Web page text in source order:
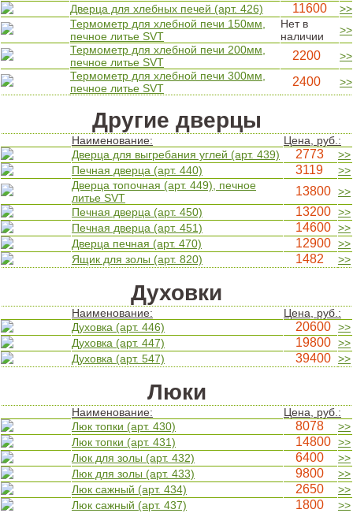
Дверца для хлебных печей (арт. 426)
11600
>>
Термометр для хлебной печи 150мм,
печное литье SVT
Нет в
наличии
>>
Термометр для хлебной печи 200мм,
печное литье SVT
2200
>>
Термометр для хлебной печи 300мм,
печное литье SVT
2400 >>
Другие дверцы
Наименование:
Цена, руб.:
Дверца для выгребания углей (арт. 439)
2773
>>
Печная дверца (арт. 440)
3119
>>
Дверца топочная (арт. 449), печное
литье SVT
13800 >>
Печная дверца (арт. 450)
13200 >>
Печная дверца (арт. 451)
14600 >>
Дверца печная (арт. 470)
12900 >>
Ящик для золы (арт. 820)
1482 >>
Духовки
Наименование:
Цена, руб.:
Духовка (арт. 446)
20600 >>
Духовка (арт. 447)
19800 >>
Духовка (арт. 547)
39400 >>
Люки
Наименование:
Цена, руб.:
Люк топки (арт. 430)
8078
>>
Люк топки (арт. 431)
14800 >>
Люк для золы (арт. 432)
6400
>>
Люк для золы (арт. 433)
9800
>>
Люк сажный (арт. 434)
2650
>>
Люк сажный (арт. 437)
1800
>>